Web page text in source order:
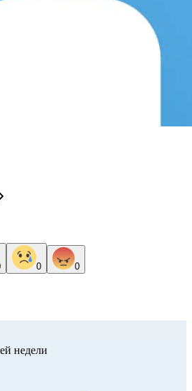
0 0
недели